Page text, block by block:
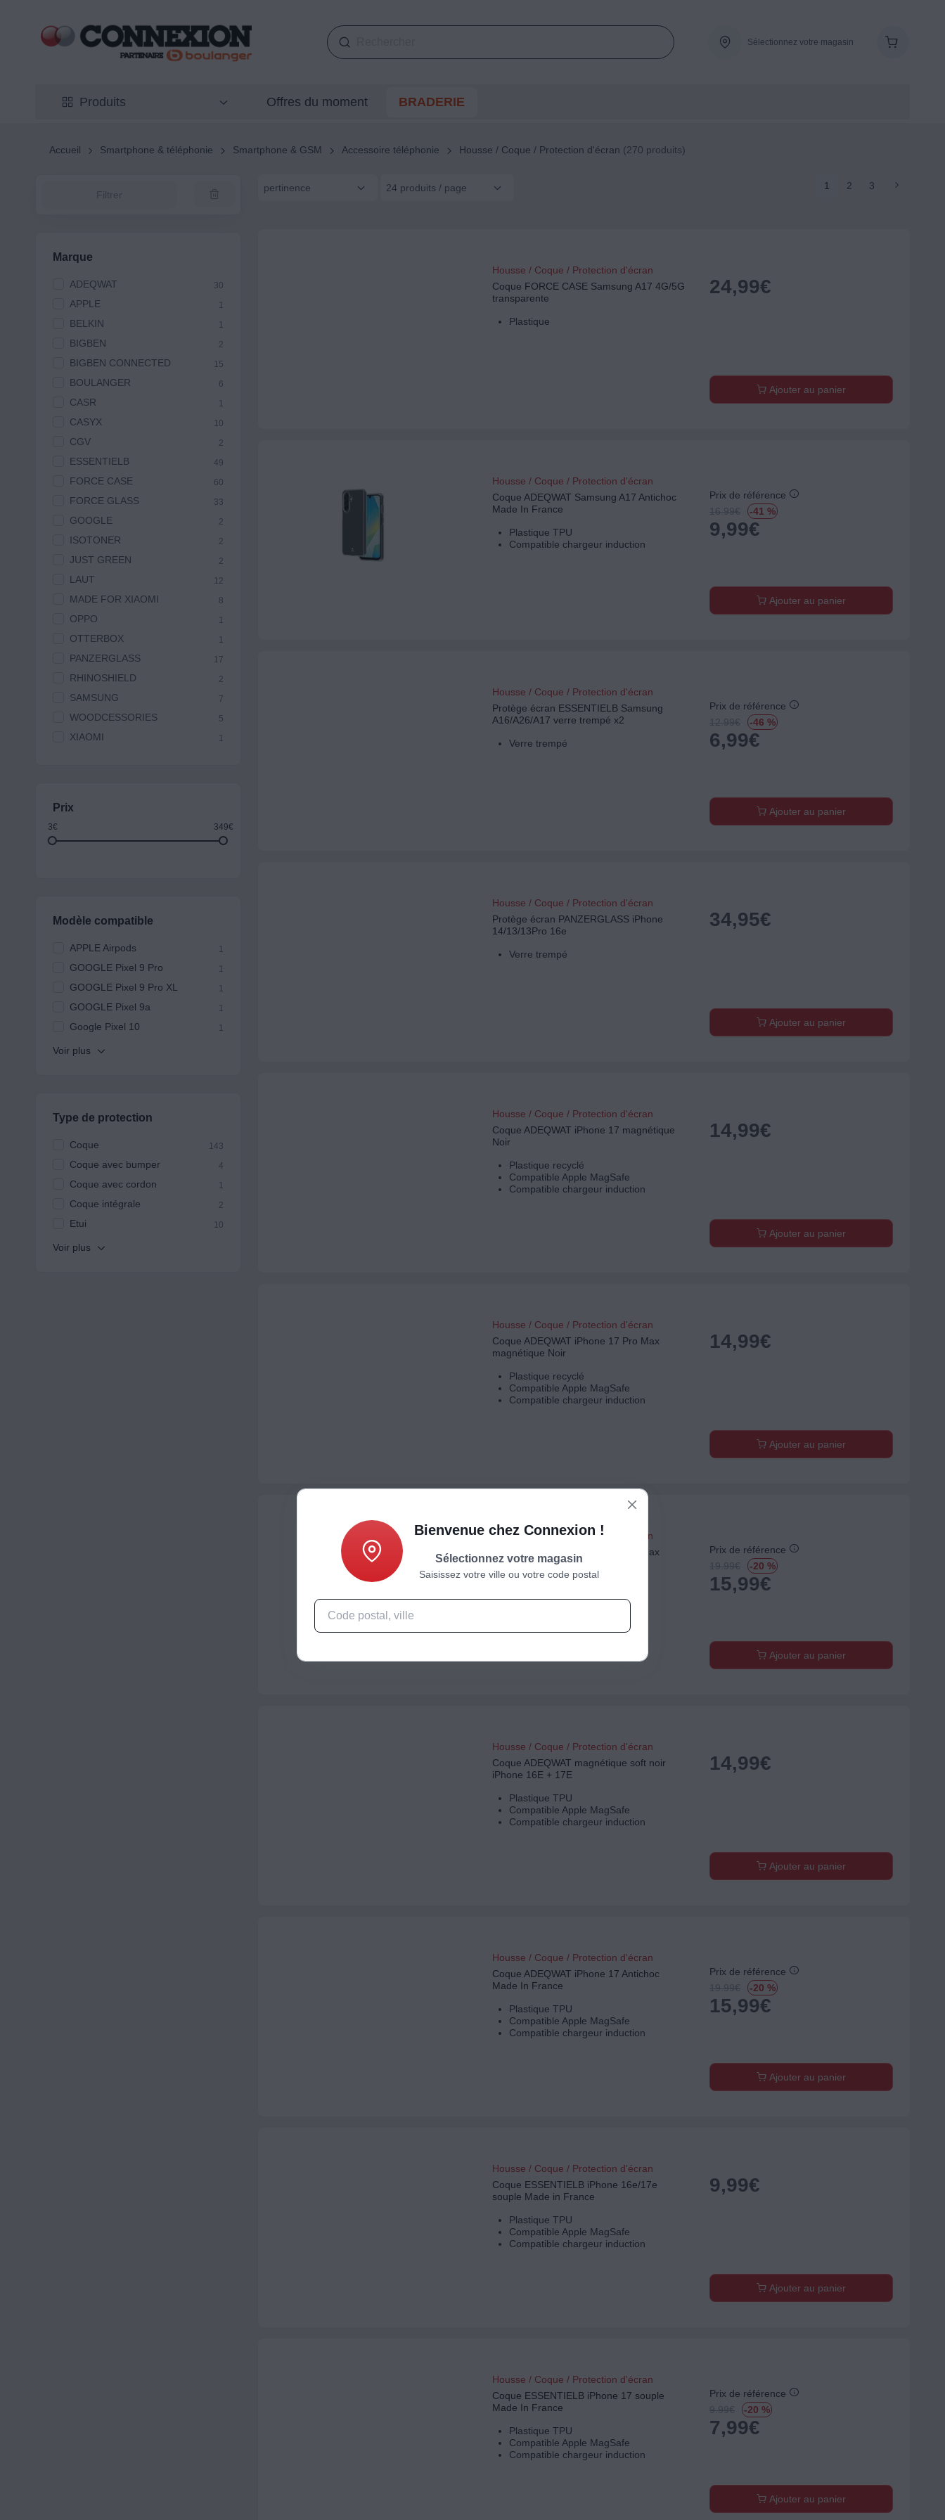
Sélectionnez votre magasin
Produits Offres du moment BRADERIE
Accueil Smartphone & téléphonie Smartphone & GSM Accessoire téléphonie Housse / Coque / Protection d'écran (270 produits)
Filtrer
Marque
ADEQWAT 30
APPLE 1
BELKIN 1
BIGBEN 2
BIGBEN CONNECTED 15
BOULANGER 6
CASR 1
CASYX 10
CGV 2
ESSENTIELB 49
FORCE CASE 60
FORCE GLASS 33
GOOGLE 2
ISOTONER 2
JUST GREEN 2
LAUT 12
MADE FOR XIAOMI 8
OPPO 1
OTTERBOX 1
PANZERGLASS 17
RHINOSHIELD 2
SAMSUNG 7
WOODCESSORIES 5
XIAOMI 1
Prix
3€ 349€
Modèle compatible
APPLE Airpods 1
GOOGLE Pixel 9 Pro 1
GOOGLE Pixel 9 Pro XL 1
GOOGLE Pixel 9a 1
Google Pixel 10 1
Type de protection
Coque 143
Coque avec bumper 4
Coque avec cordon 1
Coque intégrale 2
Etui 10
pertinence 24 produits / page 1 2 3
Housse / Coque / Protection d'écran
Coque FORCE CASE Samsung A17 4G/5G
transparente
Plastique
24,99€
Ajouter au panier
Housse / Coque / Protection d'écran
Coque ADEQWAT Samsung A17 Antichoc
Made In France
Plastique TPU
Compatible chargeur induction
Prix de référence
16.99€ -41 %
9,99€
Ajouter au panier
Housse / Coque / Protection d'écran
Protège écran ESSENTIELB Samsung
A16/A26/A17 verre trempé x2
Verre trempé
Prix de référence
12.99€ -46 %
6,99€
Ajouter au panier
Housse / Coque / Protection d'écran
Protège écran PANZERGLASS iPhone
14/13/13Pro 16e
Verre trempé
34,95€
Ajouter au panier
Housse / Coque / Protection d'écran
Coque ADEQWAT iPhone 17 magnétique
Noir
Plastique recyclé
Compatible Apple MagSafe
Compatible chargeur induction
14,99€
Ajouter au panier
Housse / Coque / Protection d'écran
Coque ADEQWAT iPhone 17 Pro Max
magnétique Noir
Plastique recyclé
Compatible Apple MagSafe
Compatible chargeur induction
14,99€
Ajouter au panier
Housse / Coque / Protection d'écran
Coque ADEQWAT iPhone 17 Pro Max
Antichoc Made In Fran
Compatible Apple MagSafe
Prix de référence
19.99€ -20 %
15,99€
Ajouter au panier
Housse / Coque / Protection d'écran
Coque ADEQWAT magnétique soft noir
iPhone 16E + 17E
Plastique TPU
Compatible Apple MagSafe
Compatible chargeur induction
14,99€
Ajouter au panier
Housse / Coque / Protection d'écran
Coque ADEQWAT iPhone 17 Antichoc
Made In France
Plastique TPU
Compatible Apple MagSafe
Compatible chargeur induction
Prix de référence
19.99€ -20 %
15,99€
Ajouter au panier
Housse / Coque / Protection d'écran
Coque ESSENTIELB iPhone 16e/17e
souple Made in France
Plastique TPU
Compatible Apple MagSafe
Compatible chargeur induction
9,99€
Ajouter au panier
Housse / Coque / Protection d'écran
Coque ESSENTIELB iPhone 17 souple
Made In France
Plastique TPU
Compatible Apple MagSafe
Compatible chargeur induction
Prix de référence
9.99€ -20 %
7,99€
Ajouter au panier
Bienvenue chez Connexion !
Sélectionnez votre magasin
Saisissez votre ville ou votre code postal